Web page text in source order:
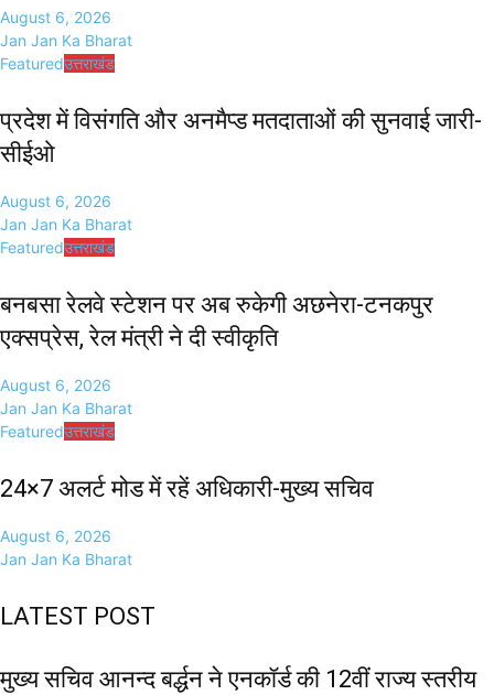
August 6, 2026
Jan Jan Ka Bharat
Featuredउत्तराखंड
प्रदेश में विसंगति और अनमैप्ड मतदाताओं की सुनवाई जारी-
सीईओ
August 6, 2026
Jan Jan Ka Bharat
Featuredउत्तराखंड
बनबसा रेलवे स्टेशन पर अब रुकेगी अछनेरा-टनकपुर
एक्सप्रेस, रेल मंत्री ने दी स्वीकृति
August 6, 2026
Jan Jan Ka Bharat
Featuredउत्तराखंड
24×7 अलर्ट मोड में रहें अधिकारी-मुख्य सचिव
August 6, 2026
Jan Jan Ka Bharat
LATEST POST
मुख्य सचिव आनन्द बर्द्धन ने एनकॉर्ड की 12वीं राज्य स्तरीय